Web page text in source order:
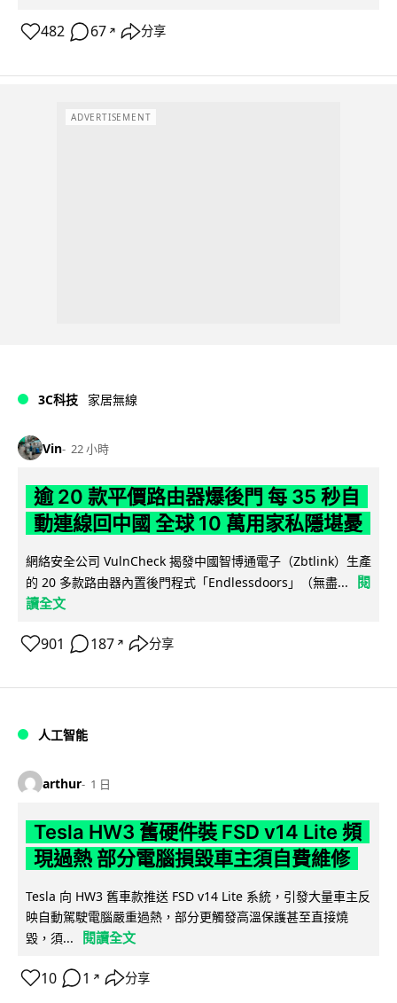
482 67 ↗ 分享
ADVERTISEMENT
3C科技 家居無線
Vin 22 小時
逾 20 款平價路由器爆後門 每 35 秒自
動連線回中國 全球 10 萬用家私隱堪憂
網絡安全公司 VulnCheck 揭發中國智博通電子（Zbtlink）生產
的 20 多款路由器內置後門程式「Endlessdoors」（無盡...
閱
讀全文
901 187 ↗ 分享
人工智能
arthur 1 日
Tesla HW3 舊硬件裝 FSD v14 Lite 頻
現過熱 部分電腦損毀車主須自費維修
Tesla 向 HW3 舊車款推送 FSD v14 Lite 系統，引發大量車主反
映自動駕駛電腦嚴重過熱，部分更觸發高溫保護甚至直接燒
毀，須...
閱讀全文
10 1 ↗ 分享